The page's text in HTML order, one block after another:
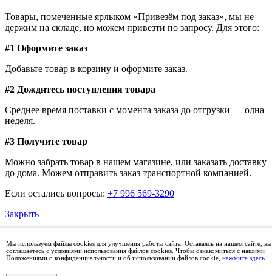
Товары, помеченные ярлыком «Привезём под заказ», мы не
держим на складе, но можем привезти по запросу. Для этого:
#1 Оформите заказ
Добавьте товар в корзину и оформите заказ.
#2 Дождитесь поступления товара
Среднее время поставки с момента заказа до отгрузки — одна
неделя.
#3 Получите товар
Можно забрать товар в нашем магазине, или заказать доставку
до дома. Можем отправить заказ транспортной компанией.
Если остались вопросы: +7 996 569-3290
Закрыть
×
Мы используем файлы cookies для улучшения работы сайта. Оставаясь на нашем сайте, вы
соглашаетесь с условиями использования файлов cookies. Чтобы ознакомиться с нашими
Положениями о конфиденциальности и об использовании файлов cookie, нажмите здесь